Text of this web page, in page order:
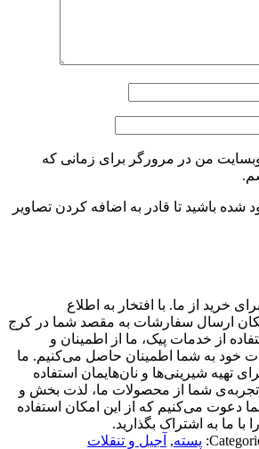
وبسایت من در مرورگر برای زمانی که
شده باشید تا قادر به اضافه کردن تصاویر
خرید از ما. با افتخار به اطلاع
ارسال سفارشات به مقصد شما در کرج
از خدمات پیک، ما از اطمینان و
به شما اطمینان حاصل می‌کنیم. ما
تهیه شیرینی‌ها و نان‌هایمان استفاده
شما از محصولات ما، لذت بخش و
دعوت می‌کنیم که از این امکان استفاده
ما به اشتراک بگذارید.
پسته, آجیل و تنقلات